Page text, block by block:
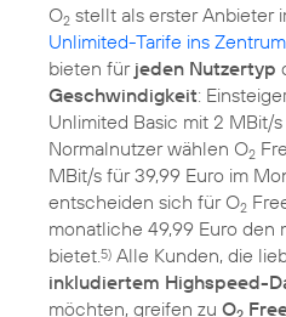
O2 stellt als erster Anbieter
Unlimited-Tarife ins
bieten für jeden Nutzertyp
Geschwindigkeit:
Unlimited Basic mit 2 MBit/
Normalnutzer wählen O2
MBit/s für 39,99 Euro im
entscheiden sich für O2
monatliche 49,99 Euro den
bietet. 5) Alle Kunden, die
inkludiertem Highspeed-
möchten, greifen zu O